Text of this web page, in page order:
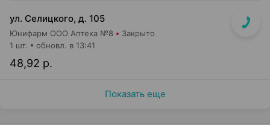
ул. Селицкого, д. 105
Юнифарм ООО Аптека №8 Закрыто
48,92 р.
1 шт. обновл. в 13:41
Показать еще